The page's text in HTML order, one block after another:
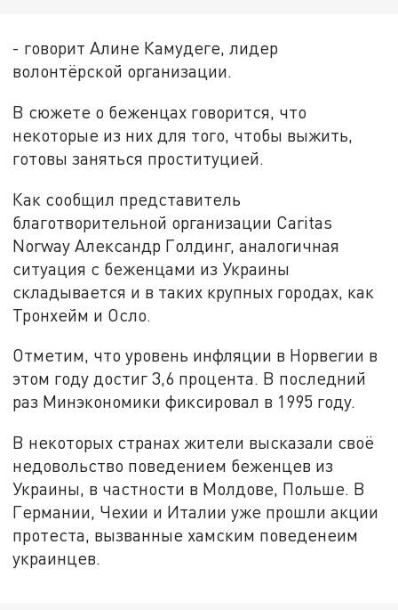
- говорит Алине Камудеге, лидер
волонтёрской организации.
В сюжете о беженцах говорится, что
некоторые из них для того, чтобы выжить,
готовы заняться проституцией.
Как сообщил представитель
благотворительной организации Caritas
Norway Александр Голдинг, аналогичная
ситуация с беженцами из Украины
складывается и в таких крупных городах, как
Тронхейм и Осло.
Отметим, что уровень инфляции в Норвегии в
этом году достиг 3,6 процента. В последний
раз Минэкономики фиксировал в 1995 году.
В некоторых странах жители высказали своё
недовольство поведением беженцев из
Украины, в частности в Молдове, Польше. В
Германии, Чехии и Италии уже прошли акции
протеста, вызванные хамским поведенеим
украинцев.